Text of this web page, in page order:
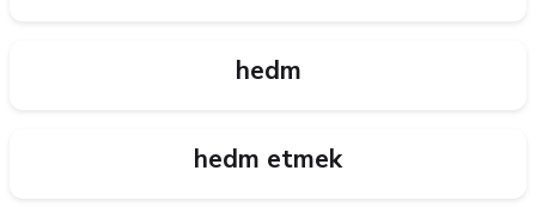
hedm
hedm etmek